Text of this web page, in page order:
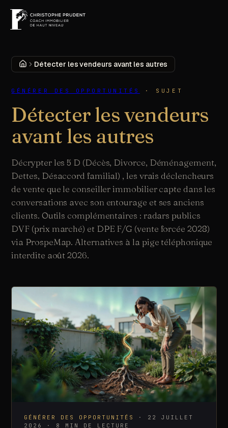
MENU
SUR CETTE PAGE
· SASU MOMENTUM PULSE
Accueil
Détecter les vendeurs avant les autres
GÉNÉRER DES OPPORTUNITÉS · SUJET
Détecter les vendeurs
avant les autres
Décrypter les 5 D (Décès, Divorce, Déménagement,
Dettes, Désaccord familial) , les vrais déclencheurs
de vente que le conseiller immobilier capte dans les
conversations avec son entourage et ses anciens
clients. Outils complémentaires : radars publics
DVF (prix marché) et DPE F/G (vente forcée 2028)
via ProspeMap. Alternatives à la pige téléphonique
interdite août 2026.
GÉNÉRER DES OPPORTUNITÉS · 22 JUILLET
2026
· 8 MIN DE LECTURE